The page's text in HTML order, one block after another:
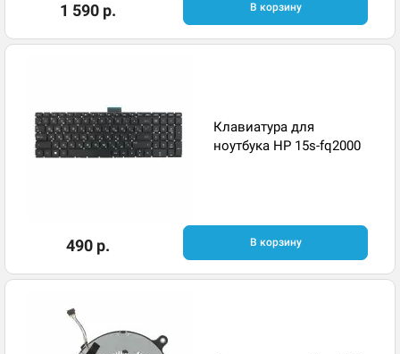
1 590 р. В корзину
Клавиатура для
ноутбука HP 15s-fq2000
490 р. В корзину